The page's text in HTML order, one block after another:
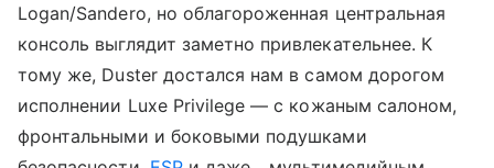
Logan/Sandero, но облагороженная центральная
консоль выглядит заметно привлекательнее. К
тому же, Duster достался нам в самом дорогом
исполнении Luxe Privilege — с кожаным салоном,
фронтальными и боковыми подушками